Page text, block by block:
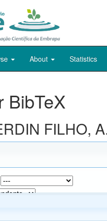
About Statistics
BibTeX
FILHO,